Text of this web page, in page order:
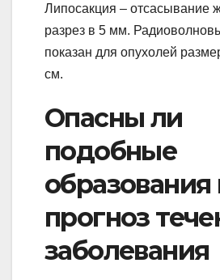
Липосакция – отсасывание
разрез в 5 мм.
показан для опухолей
см.
Опасны ли
подобные
образования
прогноз
заболевания